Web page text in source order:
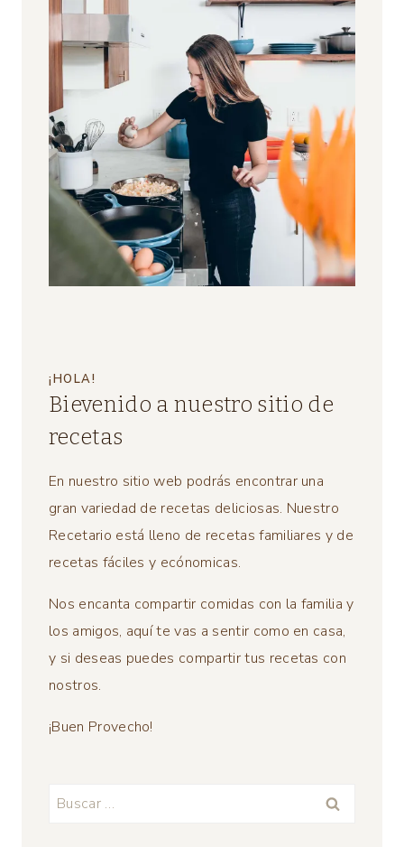
¡HOLA!
Bievenido a nuestro sitio de
recetas
En nuestro sitio web podrás encontrar una
gran variedad de recetas deliciosas. Nuestro
Recetario está lleno de recetas familiares y de
recetas fáciles y ecónomicas.
Nos encanta compartir comidas con la familia y
los amigos, aquí te vas a sentir como en casa,
y si deseas puedes compartir tus recetas con
nostros.
¡Buen Provecho!
Buscar: